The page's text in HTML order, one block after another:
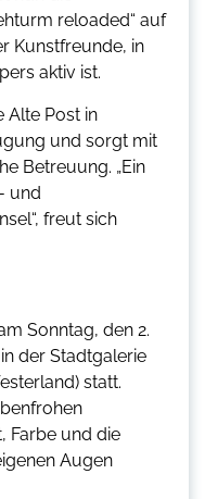
reloaded“ auf
Kunstfreunde, in
aktiv ist.
Alte Post in
und sorgt mit
Betreuung. „Ein
und
freut sich
Sonntag, den 2.
der Stadtgalerie
statt.
Farbe und die
Augen